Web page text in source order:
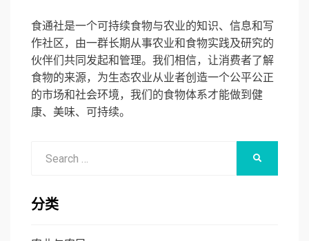
食通社是一个可持续食物与农业的知识、信息和写
作社区，由一群长期从事农业和食物实践及研究的
伙伴们共同发起和管理。我们相信，让消费者了解
食物的来源，为生态农业从业者创造一个公平公正
的市场和社会环境，我们的食物体系才能做到健
康、美味、可持续。
分类